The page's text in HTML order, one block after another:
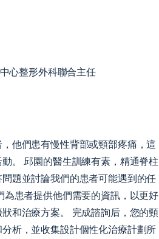
心整形外科聯合主任
他們患有慢性背部或頸部疼痛，這
。 邱園的醫生訓練有素，精通脊柱
題並討論我們的患者可能遇到的任
為患者提供他們需要的資訊，以更好
和治療方案。 完成諮詢后，您的頸
析，並收集設計個性化治療計劃所